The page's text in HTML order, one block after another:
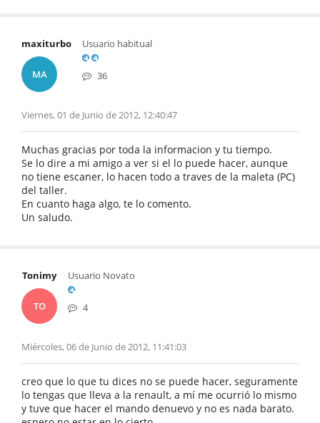
maxiturbo
MA
Usuario habitual
36
Viernes, 01 de Junio de 2012, 12:40:47
Muchas gracias por toda la informacion y tu tiempo.
Se lo dire a mi amigo a ver si el lo puede hacer, aunque
no tiene escaner, lo hacen todo a traves de la maleta (PC)
del taller.
En cuanto haga algo, te lo comento.
Un saludo.
Tonimy
TO
Usuario Novato
4
Miércoles, 06 de Junio de 2012, 11:41:03
creo que lo que tu dices no se puede hacer, seguramente
lo tengas que lleva a la renault, a mí me ocurrió lo mismo
y tuve que hacer el mando denuevo y no es nada barato.